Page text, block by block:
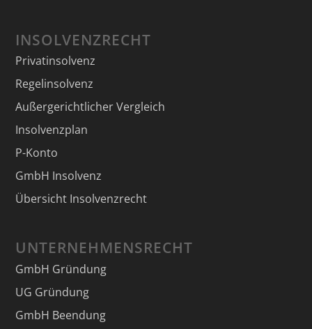
INSOLVENZRECHT
Privatinsolvenz
Regelinsolvenz
Außergerichtlicher Vergleich
Insolvenzplan
P-Konto
GmbH Insolvenz
Übersicht Insolvenzrecht
UNTERNEHMENSRECHT
GmbH Gründung
UG Gründung
GmbH Beendung